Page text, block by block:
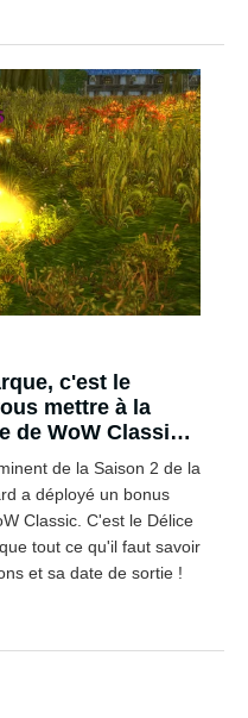
c'est le
mettre à la
de WoW Classic
de la Saison 2 de la
a déployé un bonus
Classic. C'est le Délice
tout ce qu'il faut savoir
et sa date de sortie !